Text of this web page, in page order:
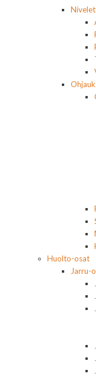
Huolto-osat
Jarru-